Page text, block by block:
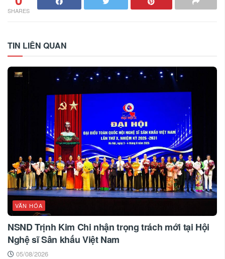
SHARES
TIN LIÊN QUAN
VĂN HÓA
NSND Trịnh Kim Chi nhận trọng trách mới tại Hội
Nghệ sĩ Sân khấu Việt Nam
05/08/2026